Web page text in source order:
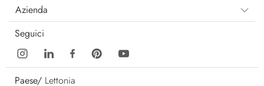
Azienda
Seguici
Paese/ Lettonia